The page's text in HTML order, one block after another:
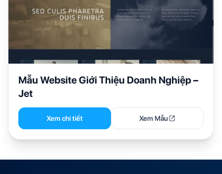
Mẫu Website Giới Thiệu Doanh Nghiệp –
Jet
Xem chi tiết Xem Mẫu